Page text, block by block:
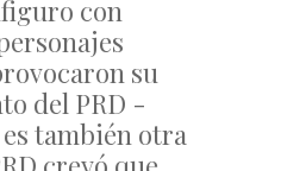
con
su
del PRD -
también otra